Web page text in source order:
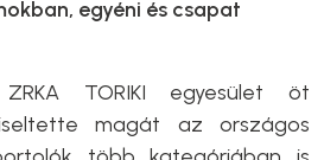
egyéni és csapat
TORIKI egyesület öt
magát az országos